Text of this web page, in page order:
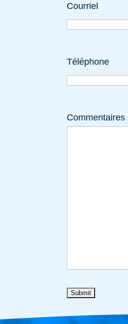
Courriel
Téléphone
Commentaires